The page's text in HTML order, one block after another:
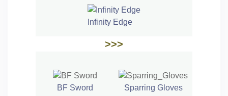
Infinity Edge
>>>
BF Sword Sparring Gloves